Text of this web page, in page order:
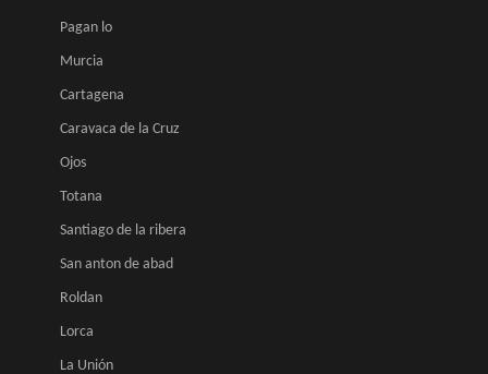
Pagan lo
Murcia
Cartagena
Caravaca de la Cruz
Ojos
Totana
Santiago de la ribera
San anton de abad
Roldan
Lorca
La Unión